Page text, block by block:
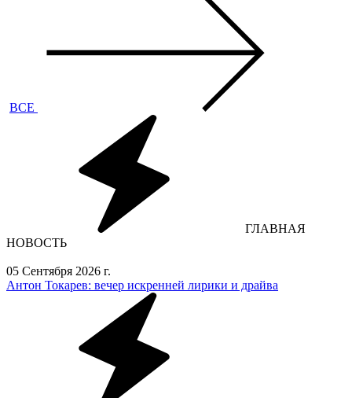
ВСЕ
ГЛАВНАЯ
НОВОСТЬ
05 Сентября 2026 г.
Антон Токарев: вечер искренней лирики и драйва